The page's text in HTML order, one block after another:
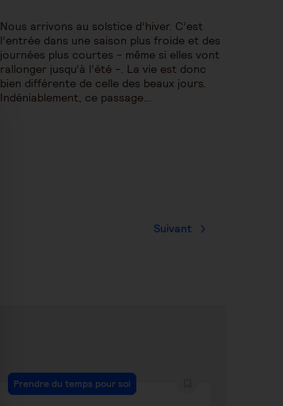
Nous arrivons au solstice d’hiver. C’est
l’entrée dans une saison plus froide et des
journées plus courtes - même si elles vont
rallonger jusqu’à l’été -. La vie est donc
bien différente de celle des beaux jours.
Indéniablement, ce passage…
Suivant
Prendre du temps pour soi